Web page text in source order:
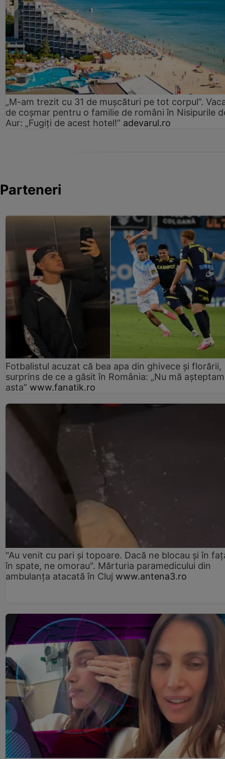
„M-am trezit cu 31 de mușcături pe tot corpul”.
de coșmar pentru o familie de români în Nisipurile
Aur: „Fugiți de acest hotel!” adevarul.ro
Parteneri
Fotbalistul acuzat că bea apa din ghivece și florării,
surprins de ce a găsit în România: „Nu mă
asta” www.fanatik.ro
"Au venit cu pari și topoare. Dacă ne blocau şi în
în spate, ne omorau". Mărturia paramedicului din
ambulanţa atacată în Cluj www.antena3.ro